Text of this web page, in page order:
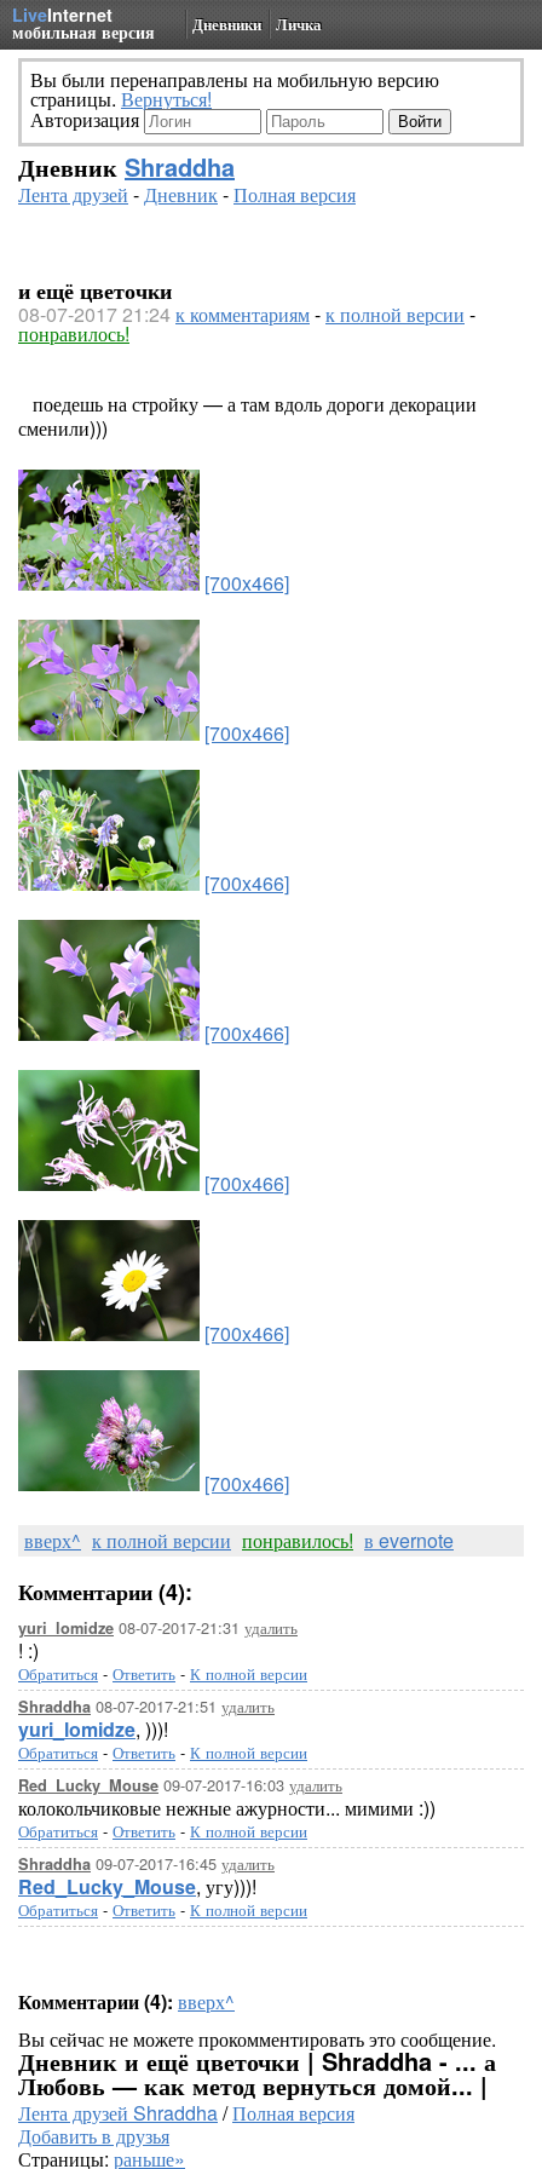
LiveInternet
мобильная версия Дневники Личка
Вы были перенаправлены на мобильную версию
страницы. Вернуться!
Авторизация
Дневник Shraddha
Лента друзей -Дневник-Полная версия
и ещё цветочки
08-07-2017 21:24к комментариям-к полной версии -
понравилось!
поедешь на стройку — а там вдоль дороги декорации
сменили)))
[700x466]
[700x466]
[700x466]
[700x466]
[700x466]
[700x466]
[700x466]
вверх^ к полной версии понравилось! в evernote
Комментарии (4):
yuri_lomidze 08-07-2017-21:31 удалить
! :)
Обратиться - Ответить - К полной версии
Shraddha 08-07-2017-21:51 удалить
yuri_lomidze, )))!
Обратиться - Ответить - К полной версии
Red_Lucky_Mouse 09-07-2017-16:03 удалить
колокольчиковые нежные ажурности... мимими :))
Обратиться - Ответить - К полной версии
Shraddha 09-07-2017-16:45 удалить
Red_Lucky_Mouse, угу)))!
Обратиться - Ответить - К полной версии
Комментарии (4): вверх^
Вы сейчас не можете прокомментировать это сообщение.
Дневник и ещё цветочки | Shraddha - ... а
Любовь — как метод вернуться домой... |
Лента друзей Shraddha/Полная версия
Добавить в друзья
Страницы: раньше»